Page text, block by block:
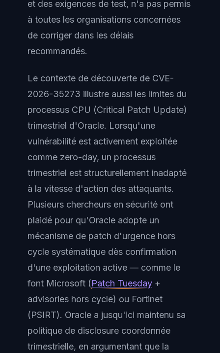
et des exigences de test, n'a pas permis
à toutes les organisations concernées
de corriger dans les délais
recommandés.
Le contexte de découverte de CVE-
2026-35273 illustre aussi les limites du
processus CPU (Critical Patch Update)
trimestriel d'Oracle. Lorsqu'une
vulnérabilité est activement exploitée
comme zero-day, un processus
trimestriel est structurellement inadapté
à la vitesse d'action des attaquants.
Plusieurs chercheurs en sécurité ont
plaidé pour qu'Oracle adopte un
mécanisme de patch d'urgence hors
cycle systématique dès confirmation
d'une exploitation active — comme le
font Microsoft (Patch Tuesday +
advisories hors cycle) ou Fortinet
(PSIRT). Oracle a jusqu'ici maintenu sa
politique de disclosure coordonnée
trimestrielle, en argumentant que la